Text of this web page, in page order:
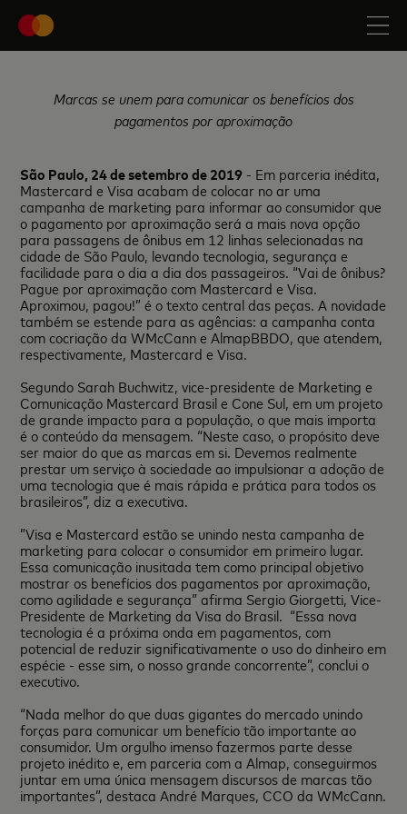
Marcas se unem para comunicar os benefícios dos
pagamentos por aproximação
São Paulo, 24 de setembro de 2019 - Em parceria inédita,
Mastercard e Visa acabam de colocar no ar uma
campanha de marketing para informar ao consumidor que
o pagamento por aproximação será a mais nova opção
para passagens de ônibus em 12 linhas selecionadas na
cidade de São Paulo, levando tecnologia, segurança e
facilidade para o dia a dia dos passageiros. “Vai de ônibus?
Pague por aproximação com Mastercard e Visa.
Aproximou, pagou!” é o texto central das peças. A novidade
também se estende para as agências: a campanha conta
com cocriação da WMcCann e AlmapBBDO, que atendem,
respectivamente, Mastercard e Visa.
Segundo Sarah Buchwitz, vice-presidente de Marketing e
Comunicação Mastercard Brasil e Cone Sul, em um projeto
de grande impacto para a população, o que mais importa
é o conteúdo da mensagem. “Neste caso, o propósito deve
ser maior do que as marcas em si. Devemos realmente
prestar um serviço à sociedade ao impulsionar a adoção de
uma tecnologia que é mais rápida e prática para todos os
brasileiros”, diz a executiva.
”Visa e Mastercard estão se unindo nesta campanha de
marketing para colocar o consumidor em primeiro lugar.
Essa comunicação inusitada tem como principal objetivo
mostrar os benefícios dos pagamentos por aproximação,
como agilidade e segurança” afirma Sergio Giorgetti, Vice-
Presidente de Marketing da Visa do Brasil. “Essa nova
tecnologia é a próxima onda em pagamentos, com
potencial de reduzir significativamente o uso do dinheiro em
espécie - esse sim, o nosso grande concorrente”, conclui o
executivo.
“Nada melhor do que duas gigantes do mercado unindo
forças para comunicar um benefício tão importante ao
consumidor. Um orgulho imenso fazermos parte desse
projeto inédito e, em parceria com a Almap, conseguirmos
juntar em uma única mensagem discursos de marcas tão
importantes”, destaca André Marques, CCO da WMcCann.